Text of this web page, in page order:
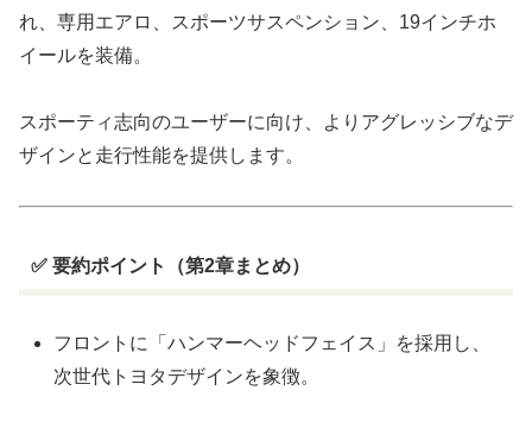
れ、専用エアロ、スポーツサスペンション、19インチホ
イールを装備。
スポーティ志向のユーザーに向け、よりアグレッシブなデ
ザインと走行性能を提供します。
✅ 要約ポイント（第2章まとめ）
フロントに「ハンマーヘッドフェイス」を採用し、
次世代トヨタデザインを象徴。